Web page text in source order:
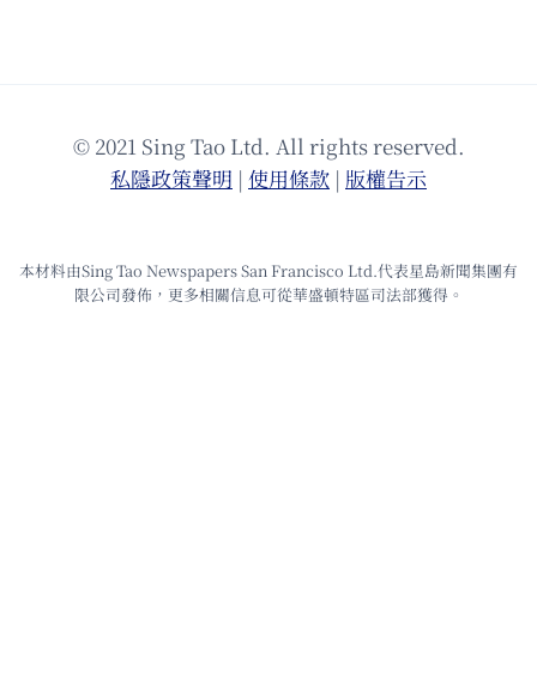
© 2021 Sing Tao Ltd. All rights reserved.
私隱政策聲明 | 使⽤條款 | 版權告⽰
本材料由Sing Tao Newspapers San Francisco Ltd.代表星島新聞集團有
限公司發佈，更多相關信息可從華盛頓特區司法部獲得。